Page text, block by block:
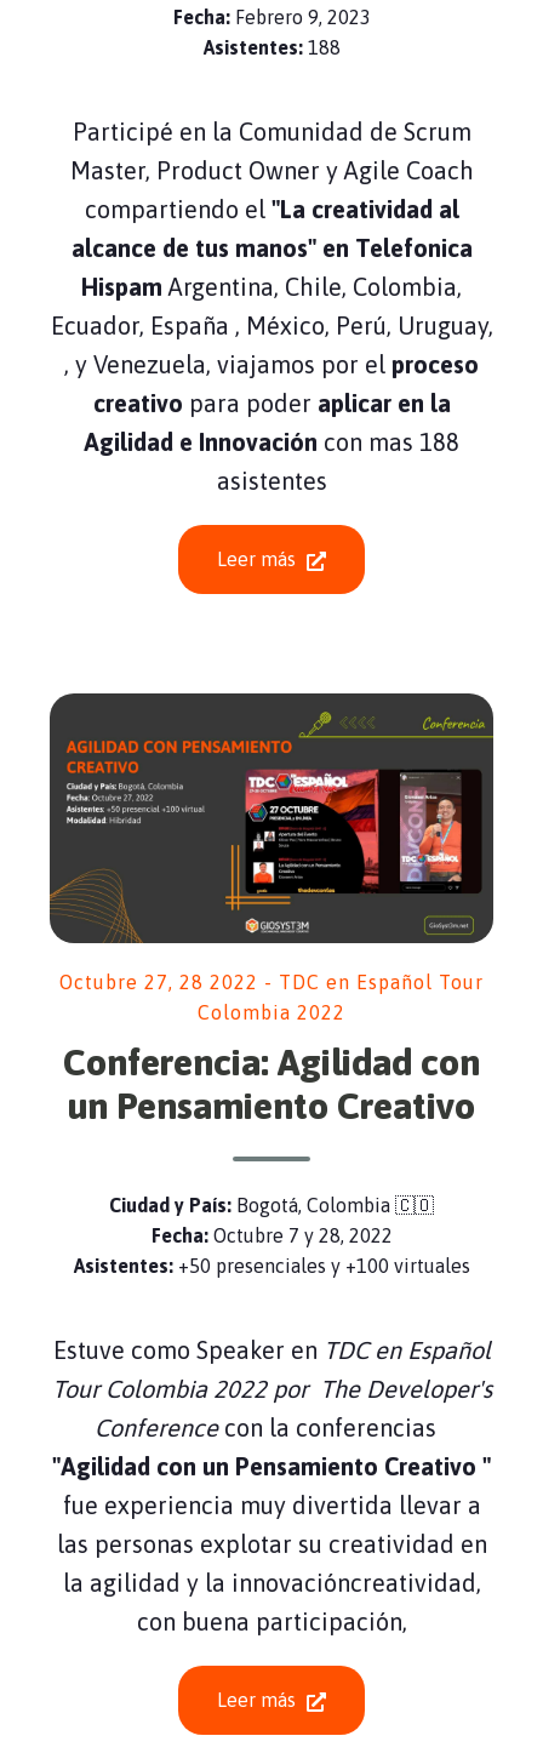
Fecha:Febrero 9, 2023
Asistentes: 188
Participé en la Comunidad de Scrum
Master, Product Owner y Agile Coach
compartiendo el "La creatividad al
alcance de tus manos" en Telefonica
Hispam Argentina, Chile, Colombia,
Ecuador, España , México, Perú, Uruguay,
, y Venezuela, viajamos por el proceso
creativo para poder aplicar en la
Agilidad e Innovación con mas 188
asistentes
Leer más
Octubre 27, 28 2022 - TDC en Español Tour
Colombia 2022
Conferencia: Agilidad con
un Pensamiento Creativo
Ciudad y País: Bogotá, Colombia 🇨🇴
Fecha:Octubre 7 y 28, 2022
Asistentes: +50 presenciales y +100 virtuales
Estuve como Speaker en TDC en Español
Tour Colombia 2022 por The Developer's
Conference con la conferencias
"Agilidad con un Pensamiento Creativo "
fue experiencia muy divertida llevar a
las personas explotar su creatividad en
la agilidad y la innovacióncreatividad,
con buena participación,
Leer más